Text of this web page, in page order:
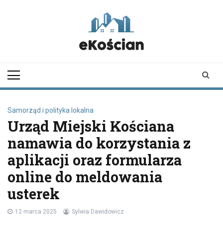
Samorząd i polityka lokalna
Urząd Miejski Kościana
namawia do korzystania z
aplikacji oraz formularza
online do meldowania
usterek
12 marca 2025 Sylwia Dawidowicz